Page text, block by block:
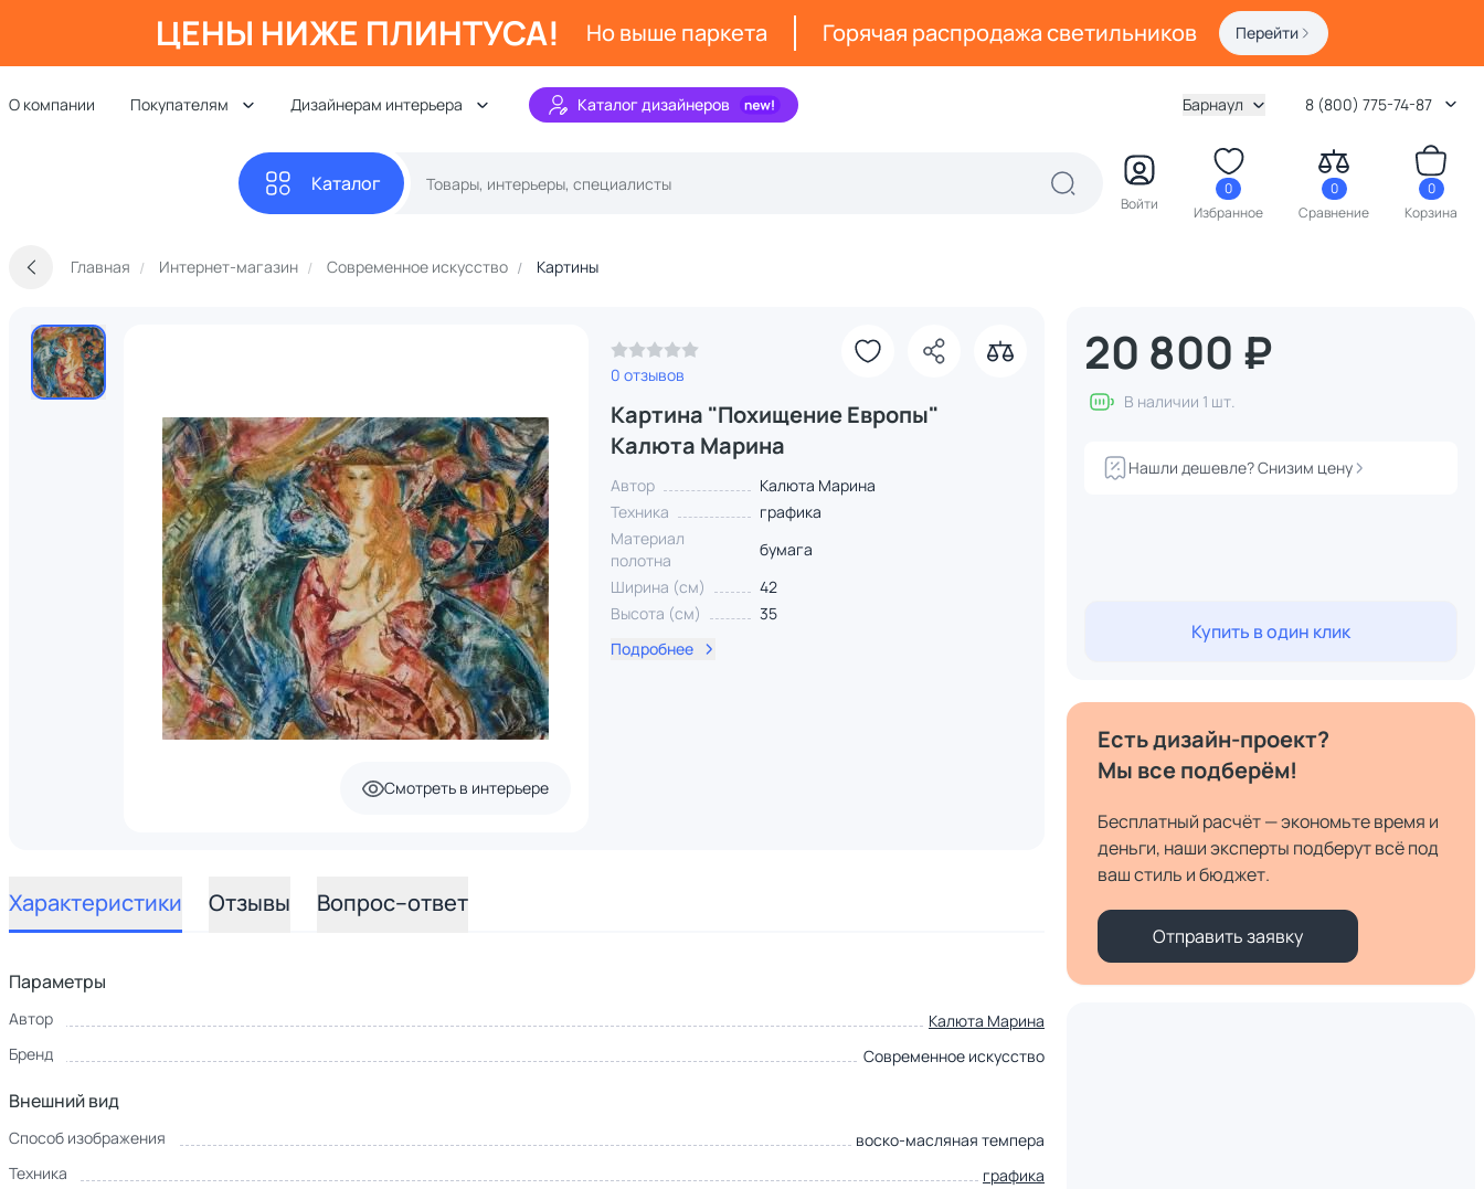
ЦЕНЫ НИЖЕ ПЛИНТУСА! Но выше паркета Горячая распродажа светильников Перейти
О компании Покупателям Дизайнерам интерьера Каталог дизайнеров Барнаул 8 (800) 775-74-87
Каталог
Войти
0
Избранное
0
Сравнение
0
Корзина
Главная Интернет-магазин Современное искусство Картины
Смотреть в интерьере
0 отзывов
Картина "Похищение Европы"
Калюта Марина
Автор
Калюта Марина
Техника
графика
Материал
полотна
бумага
Ширина (см)
42
Высота (см)
35
Подробнее
Характеристики Отзывы Вопрос–ответ
Параметры
Автор
Калюта Марина
Бренд
Современное искусство
Внешний вид
Способ изображения
воско-масляная темпера
Техника
графика
20 800 ₽
В наличии 1 шт.
Нашли дешевле? Снизим цену
Купить в один клик
Есть дизайн-проект?
Мы все подберём!
Бесплатный расчёт — экономьте время и
деньги, наши эксперты подберут всё под
ваш стиль и бюджет.
Отправить заявку